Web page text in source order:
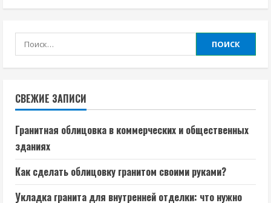
Найти:
СВЕЖИЕ ЗАПИСИ
Гранитная облицовка в коммерческих и общественных
зданиях
Как сделать облицовку гранитом своими руками?
Укладка гранита для внутренней отделки: что нужно